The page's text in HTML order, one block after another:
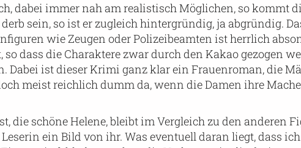
dabei immer nah am realistisch Möglichen, so kommt
sein, so ist er zugleich hintergründig, ja abgründig.
wie Zeugen oder Polizeibeamten ist herrlich
so dass die Charaktere zwar durch den Kakao gezogen
Dabei ist dieser Krimi ganz klar ein Frauenroman, die
meist reichlich dumm da, wenn die Damen ihre
die schöne Helene, bleibt im Vergleich zu den anderen
ein Bild von ihr. Was eventuell daran liegt, dass